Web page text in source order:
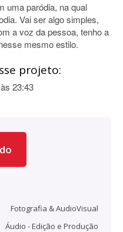
uma paródia, na qual
Vai ser algo simples,
a voz da pessoa, tenho a
mesmo estilo.
projeto:
23:43
Fotografia & AudioVisual
Áudio - Edição e Produção